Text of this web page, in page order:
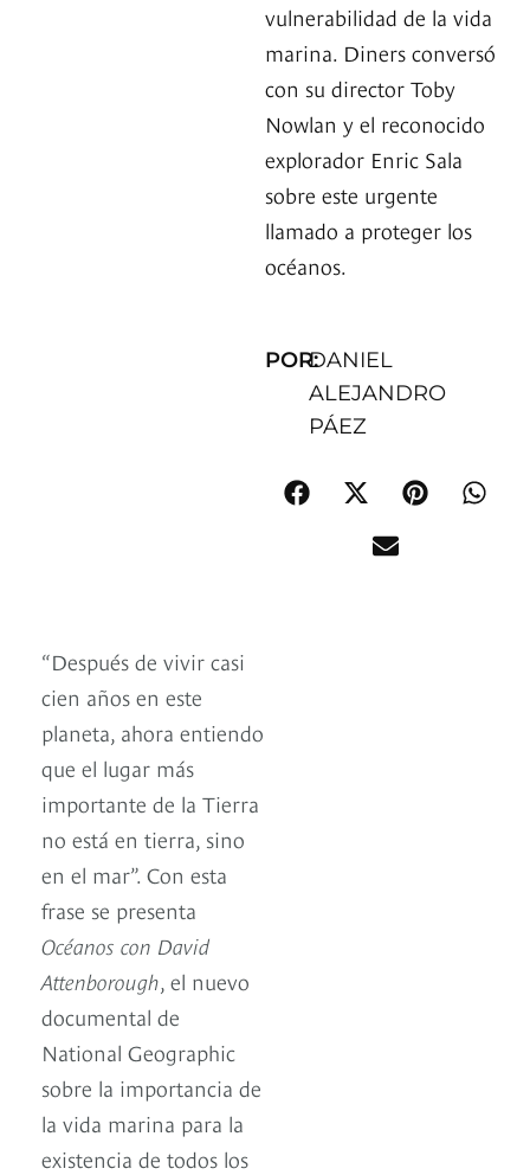
vulnerabilidad de la vida
marina. Diners conversó
con su director Toby
Nowlan y el reconocido
explorador Enric Sala
sobre este urgente
llamado a proteger los
océanos.
POR:DANIEL
ALEJANDRO
PÁEZ
“Después de vivir casi
cien años en este
planeta, ahora entiendo
que el lugar más
importante de la Tierra
no está en tierra, sino
en el mar”. Con esta
frase se presenta
Océanos con David
Attenborough, el nuevo
documental de
National Geographic
sobre la importancia de
la vida marina para la
existencia de todos los